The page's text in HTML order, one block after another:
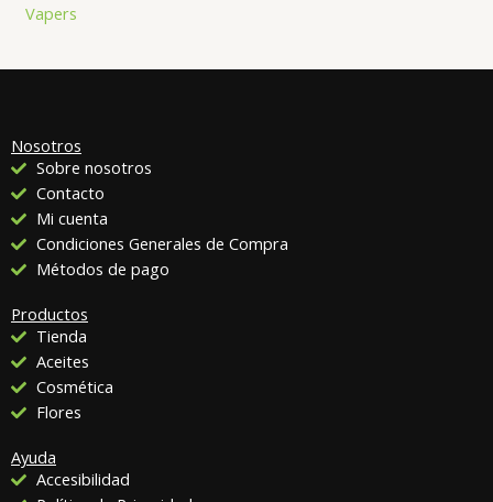
Vapers
Nosotros
Sobre nosotros
Contacto
Mi cuenta
Condiciones Generales de Compra
Métodos de pago
Productos
Tienda
Aceites
Cosmética
Flores
Ayuda
Accesibilidad